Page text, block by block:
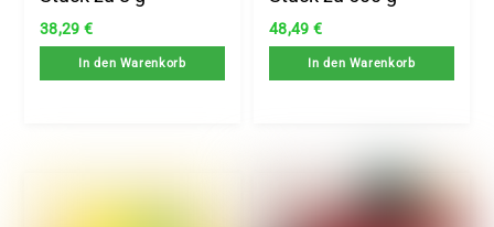
38,29 €
In den Warenkorb
48,49 €
In den Warenkorb